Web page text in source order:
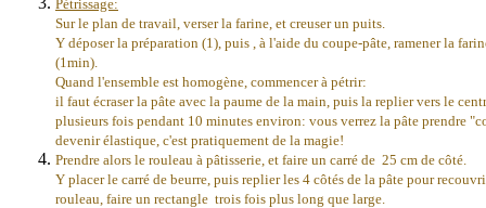
Pétrissage:
Sur le plan de travail, verser la farine, et creuser un puits.
Y déposer la préparation (1), puis , à l'aide du coupe-pâte, ramener la
(1min).
Quand l'ensemble est homogène, commencer à pétrir:
il faut écraser la pâte avec la paume de la main, puis la replier vers le
plusieurs fois pendant 10 minutes environ: vous verrez la pâte prendre
devenir élastique, c'est pratiquement de la magie!
Prendre alors le rouleau à pâtisserie, et faire un carré de 25 cm de côté.
Y placer le carré de beurre, puis replier les 4 côtés de la pâte pour
rouleau, faire un rectangle trois fois plus long que large.